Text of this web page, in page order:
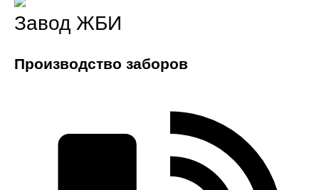
Завод ЖБИ
Производство заборов